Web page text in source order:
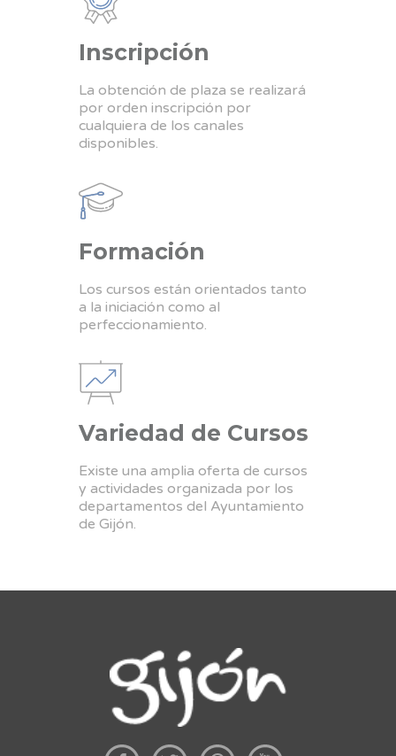
Inscripción
La obtención de plaza se realizará
por orden inscripción por
cualquiera de los canales
disponibles.
Formación
Los cursos están orientados tanto
a la iniciación como al
perfeccionamiento.
Variedad de Cursos
Existe una amplia oferta de cursos
y actividades organizada por los
departamentos del Ayuntamiento
de Gijón.